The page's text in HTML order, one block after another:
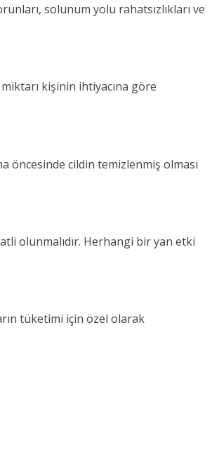
solunum yolu rahatsızlıkları ve
kişinin ihtiyacına göre
öncesinde cildin temizlenmiş olması
olunmalıdır. Herhangi bir yan etki
tüketimi için özel olarak